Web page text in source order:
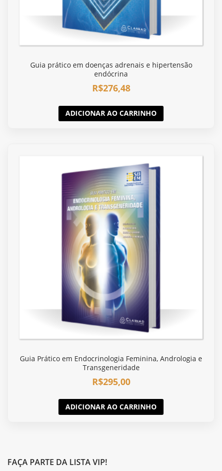
Guia prático em doenças adrenais e hipertensão
endócrina
R$276,48
ADICIONAR AO CARRINHO
Guia Prático em Endocrinologia Feminina, Andrologia e
Transgeneridade
R$295,00
ADICIONAR AO CARRINHO
FAÇA PARTE DA LISTA VIP!